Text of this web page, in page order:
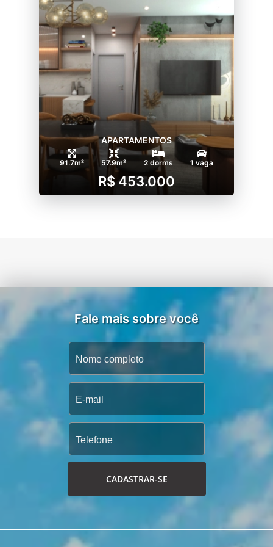
APARTAMENTOS
91.7m² 57.9m² 2 dorms 1 vaga
R$ 453.000
Fale mais sobre você
CADASTRAR-SE